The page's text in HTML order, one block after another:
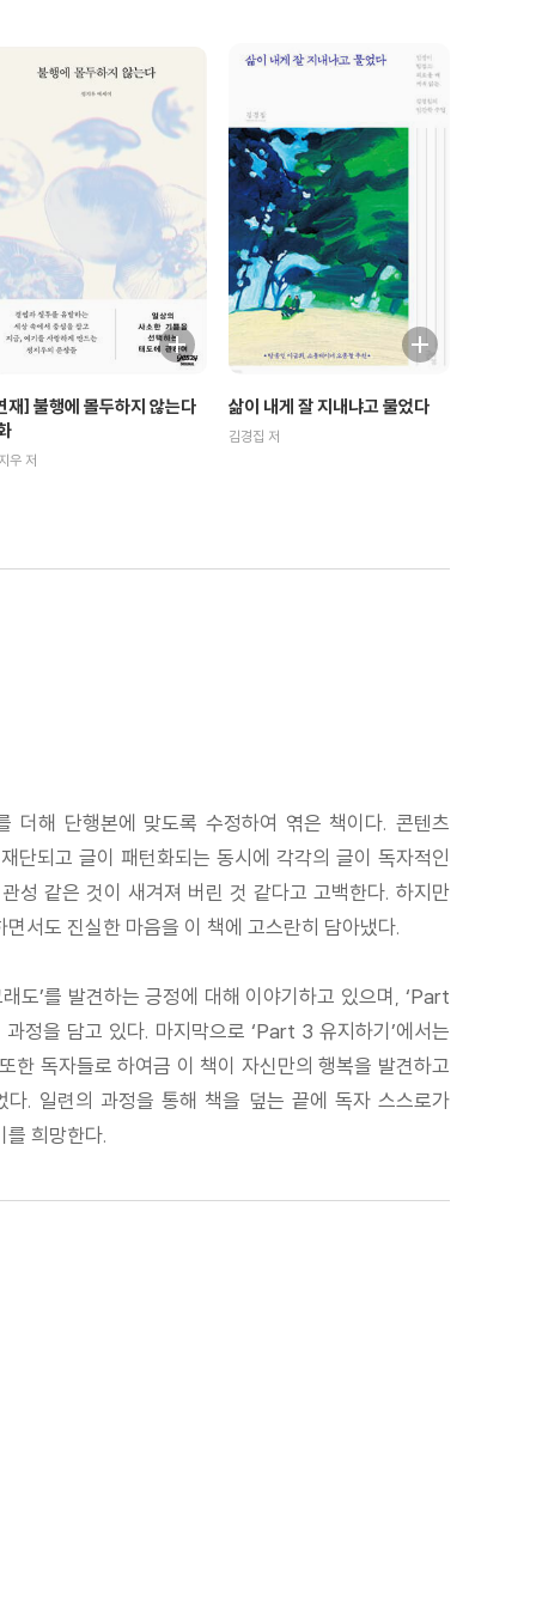
재] 불행에 몰두하지 않는다
우 저
삶이 내게 잘 지내냐고 물었다
김경집 저
더해 단행본에 맞도록 수정하여 엮은 책이다. 콘텐츠
되고 글이 패턴화되는 동시에 각각의 글이 독자적인
성 같은 것이 새겨져 버린 것 같다고 고백한다. 하지만
서도 진실한 마음을 이 책에 고스란히 담아냈다.
도’를 발견하는 긍정에 대해 이야기하고 있으며, ‘Part
정을 담고 있다. 마지막으로 ‘Part 3 유지하기’에서는
한 독자들로 하여금 이 책이 자신만의 행복을 발견하고
. 일련의 과정을 통해 책을 덮는 끝에 독자 스스로가
를 희망한다.